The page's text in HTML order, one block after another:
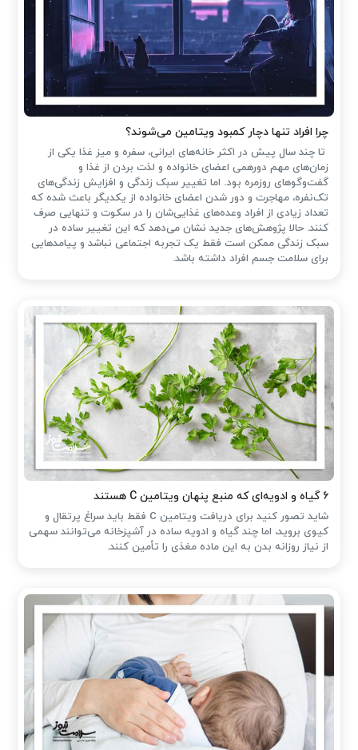
چرا افراد تنها دچار کمبود ویتامین می‌شوند؟
تا چند سال پیش در اکثر خانه‌های ایرانی، سفره و میز غذا یکی از
زمان‌های مهم دورهمی اعضای خانواده و لذت بردن از غذا و
گفت‌وگوهای روزمره بود. اما تغییر سبک زندگی و افزایش زندگی‌های
تک‌نفره، مهاجرت و دور شدن اعضای خانواده از یکدیگر باعث شده که
تعداد زیادی از افراد وعده‌های غذایی‌شان را در سکوت و تنهایی صرف
کنند. حالا پژوهش‌های جدید نشان می‌دهد که این تغییر ساده در
سبک زندگی ممکن است فقط یک تجربه اجتماعی نباشد و پیامدهایی
برای سلامت جسم افراد داشته باشد.
۶ گیاه و ادویه‌ای که منبع پنهان ویتامین C هستند
شاید تصور کنید برای دریافت ویتامین C فقط باید سراغ پرتقال و
کیوی بروید، اما چند گیاه و ادویه ساده در آشپزخانه می‌توانند سهمی
از نیاز روزانه بدن به این ماده مغذی را تأمین کنند.